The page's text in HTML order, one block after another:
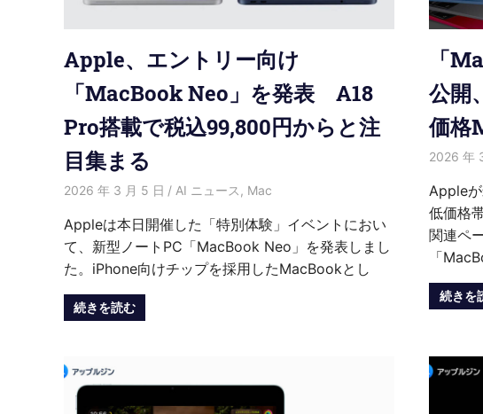
Apple、エントリー向け
「MacBook Neo」を発表 A18
Pro搭載で税込99,800円からと注
目集まる
2026 年 3 月 5 日 HongWei
AI ニュース , Mac
Appleは本日開催した「特別体験」イベントにおい
て、新型ノートPC「MacBook Neo」を発表しまし
た。iPhone向けチップを採用したMacBookとし
続きを読む
「
公開
価格
2026 年
Apple
低価格
関連ペ
「
続きを